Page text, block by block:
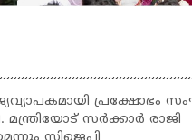
പ്രക്ഷോഭം
മന്ത്രിയോട് സർക്കാർ രാജി
സിജെപി